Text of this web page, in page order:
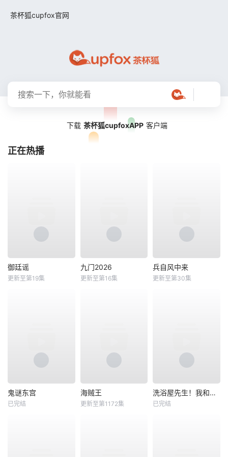
茶杯狐cupfox官网
下载 茶杯狐cupfoxAPP 客户端
正在热播
御廷谣
更新至第19集
九门2026
更新至第16集
兵自风中来
更新至第30集
鬼谜东宫
已完结
海贼王
更新至第1172集
洗浴屋先生！我和那家伙在女浴池！？
已完结